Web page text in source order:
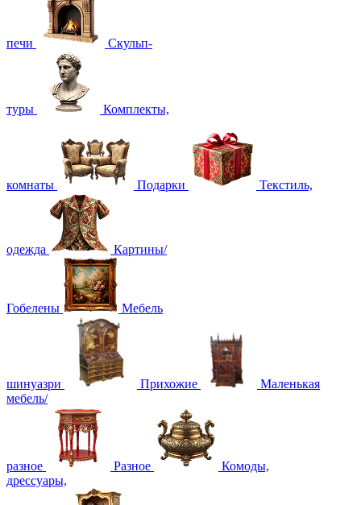
печи Скульп-
туры Комплекты,
комнаты Подарки Текстиль,
одежда Картины/
Гобелены Мебель
шинуазри Прихожие
Маленькая
мебель/
разное Разное
Комоды,
дрессуары,